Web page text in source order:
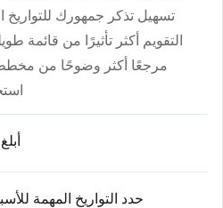
تسهيل تذكر جمهورك للتواريخ
التقويم أكثر تأثيرًا من قائمة
مرجعًا أكثر وضوحًا من
حدد التواريخ المهمة